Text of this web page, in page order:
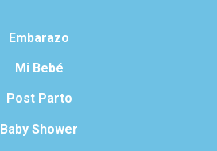
Embarazo
Mi Bebé
Post Parto
Baby Shower